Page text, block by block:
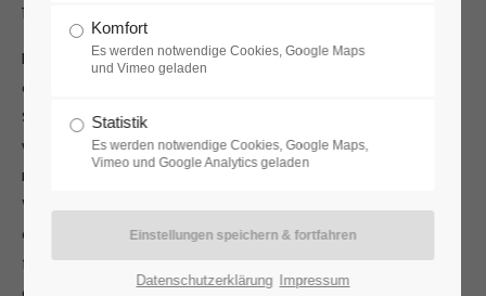
Passwort
Anmelden
15.10.2025 17:24
In den Nachmittagsstunden des 15.10.2025 verrichtete
ein Techniker Arbeiten an einem abgelegenen
Sendemast im Waldgebiet. Nach verrichteter Arbeit
wollte der Mitarbeiter wieder losfahren. Aus dem
rutschigen Untergrund gab es jedoch auf Grund der
Witterungsverhältnisse, trotz mehrerer Anläufe und
der Versuche das Fahrzeug mit einem Spaten
freizulegen, kein herauskommen. Daher verständigte
Komfort
Es werden notwendige Cookies, Google Maps
und Vimeo geladen
Statistik
Es werden notwendige Cookies, Google Maps,
Vimeo und Google Analytics geladen
Datenschutzerklärung Impressum